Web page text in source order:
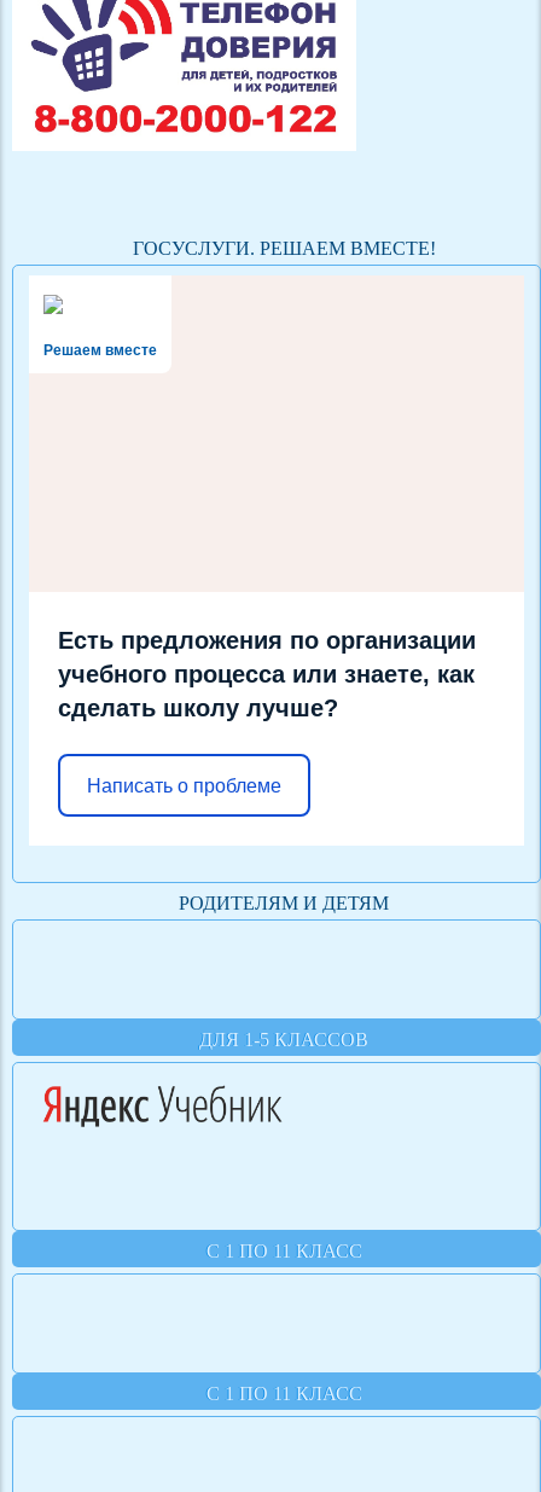
ГОСУСЛУГИ. РЕШАЕМ ВМЕСТЕ!
Решаем вместе
Есть предложения по организации
учебного процесса или знаете, как
сделать школу лучше?
Написать о проблеме
РОДИТЕЛЯМ И ДЕТЯМ
ДЛЯ 1-5 КЛАССОВ
С 1 ПО 11 КЛАСС
С 1 ПО 11 КЛАСС